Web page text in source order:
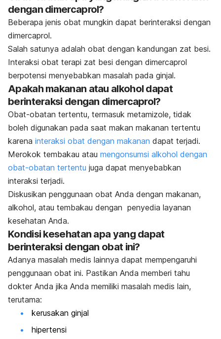
dengan dimercaprol?
Beberapa jenis obat mungkin dapat berinteraksi dengan
dimercaprol.
Salah satunya adalah obat dengan kandungan zat besi.
Interaksi obat terapi zat besi dengan dimercaprol
berpotensi menyebabkan masalah pada ginjal.
Apakah makanan atau alkohol dapat
berinteraksi dengan dimercaprol?
Obat-obatan tertentu, termasuk metamizole, tidak
boleh digunakan pada saat makan makanan tertentu
karena interaksi obat dengan makanan dapat terjadi.
Merokok tembakau atau mengonsumsi alkohol dengan
obat-obatan tertentu juga dapat menyebabkan
interaksi terjadi.
Diskusikan penggunaan obat Anda dengan makanan,
alkohol, atau tembakau dengan penyedia layanan
kesehatan Anda.
Kondisi kesehatan apa yang dapat
berinteraksi dengan obat ini?
Adanya masalah medis lainnya dapat mempengaruhi
penggunaan obat ini. Pastikan Anda memberi tahu
dokter Anda jika Anda memiliki masalah medis lain,
terutama:
kerusakan ginjal
hipertensi